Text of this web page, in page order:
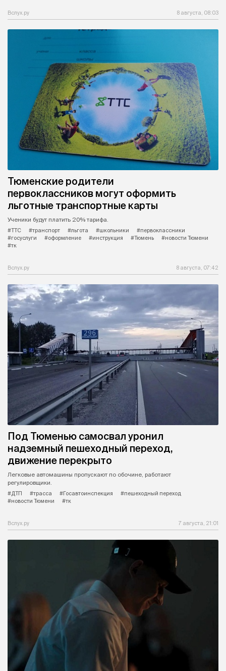
Вслух.ру 8 августа, 08:03
Тюменские родители
первоклассников могут оформить
льготные транспортные карты
Ученики будут платить 20% тарифа.
#ТТС
#транспорт #льгота #школьники
#первоклассники
#госуслуги
#оформление #инструкция #Тюмень
#новости Тюмени
#тк
Вслух.ру 8 августа, 07:42
Под Тюменью самосвал уронил
надземный пешеходный переход,
движение перекрыто
Легковые автомашины пропускают по обочине, работают
регулировщики.
#ДТП
#трасса #Госавтоинспекция
#пешеходный переход
#новости Тюмени
#тк
Вслух.ру 7 августа, 21:01